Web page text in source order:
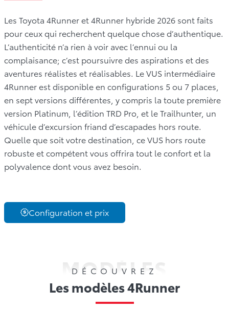
Les Toyota 4Runner et 4Runner hybride 2026 sont faits
pour ceux qui recherchent quelque chose d’authentique.
L’authenticité n’a rien à voir avec l’ennui ou la
complaisance; c’est poursuivre des aspirations et des
aventures réalistes et réalisables. Le VUS intermédiaire
4Runner est disponible en configurations 5 ou 7 places,
en sept versions différentes, y compris la toute première
version Platinum, l’édition TRD Pro, et le Trailhunter, un
véhicule d’excursion friand d’escapades hors route.
Quelle que soit votre destination, ce VUS hors route
robuste et compétent vous offrira tout le confort et la
polyvalence dont vous avez besoin.
Configuration et prix
MODÈLES
DÉCOUVREZ
Les modèles 4Runner